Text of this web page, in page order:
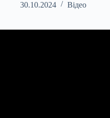
30.10.2024 Відео